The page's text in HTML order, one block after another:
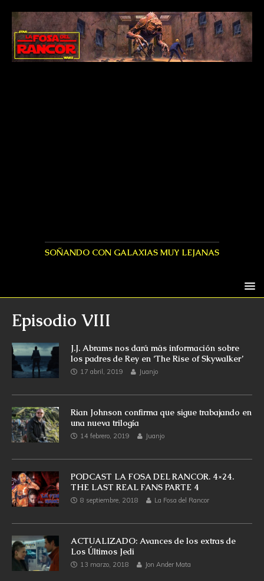
SOÑANDO CON GALAXIAS MUY LEJANAS
Episodio VIII
J.J. Abrams nos dará más información sobre
los padres de Rey en ‘The Rise of Skywalker’
17 abril, 2019 Juanjo
Rian Johnson confirma que sigue trabajando en
una nueva trilogía
14 febrero, 2019 Juanjo
PODCAST LA FOSA DEL RANCOR. 4×24.
THE LAST REAL FANS PARTE 4
8 septiembre, 2018 La Fosa del Rancor
ACTUALIZADO: Avances de los extras de
Los Últimos Jedi
13 marzo, 2018 Jon Ander Mata